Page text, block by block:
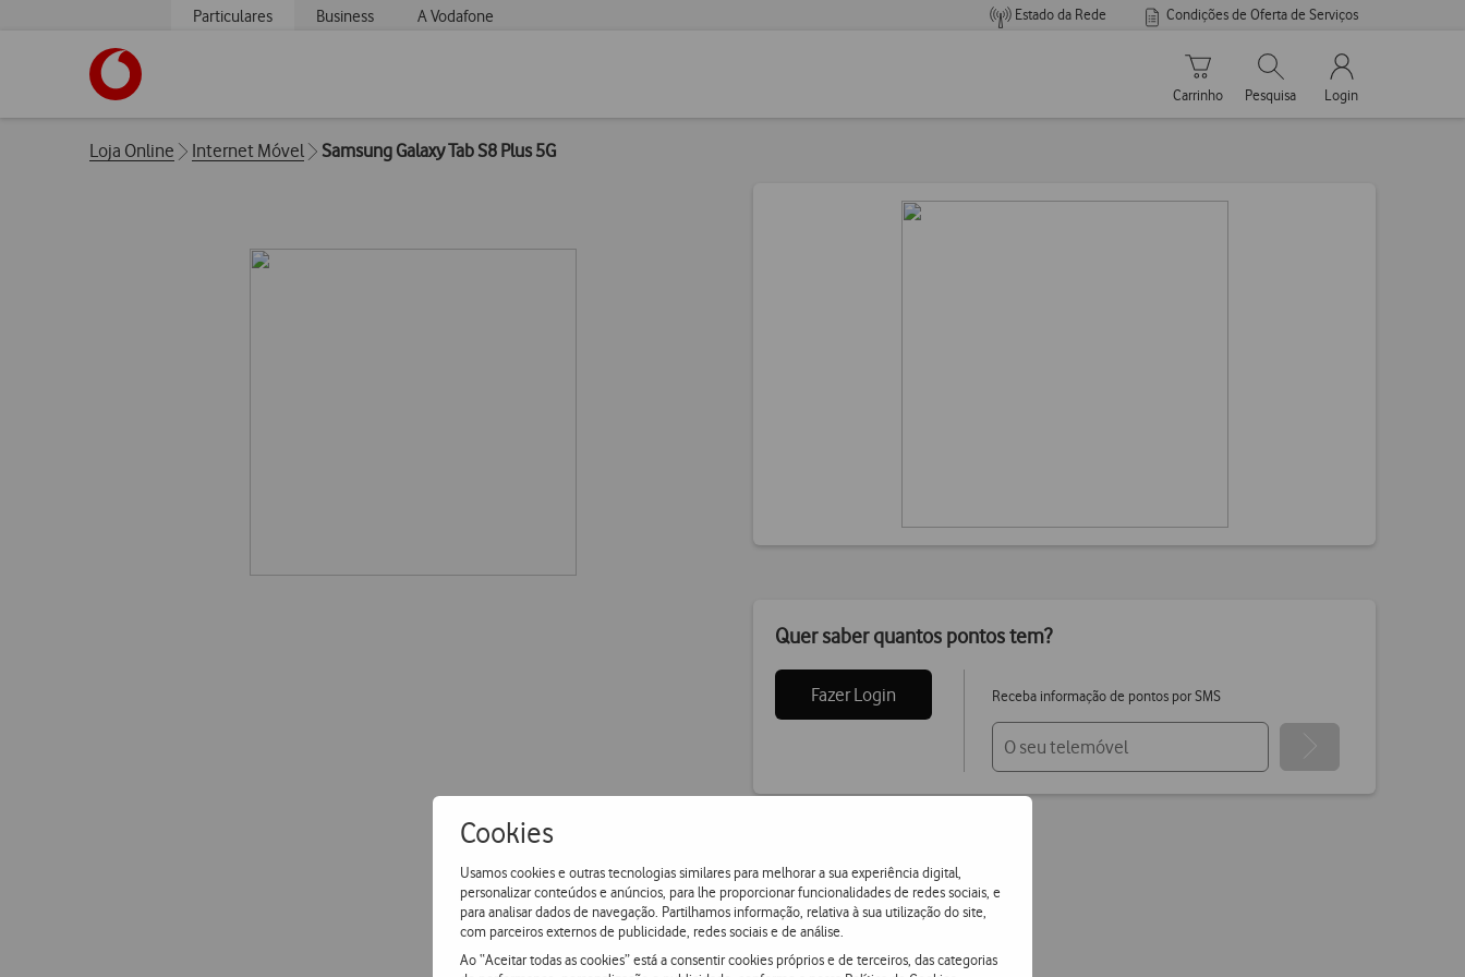
Cookies
Usamos cookies e outras tecnologias similares para melhorar a sua experiência digital,
personalizar conteúdos e anúncios, para lhe proporcionar funcionalidades de redes sociais, e
para analisar dados de navegação. Partilhamos informação, relativa à sua utilização do site,
com parceiros externos de publicidade, redes sociais e de análise.
Ao “Aceitar todas as cookies” está a consentir cookies próprios e de terceiros, das categorias
Particulares Business A Vodafone Estado da Rede Condições de Oferta de Serviços
Carrinho de compras
Carrinho
Pesquisar
Pesquisa
My Vodafone
Login
Breadcrumbs
Loja Online Internet Móvel Samsung Galaxy Tab S8 Plus 5G
Quer saber quantos pontos tem?
Fazer Login Receba informação de pontos por SMS